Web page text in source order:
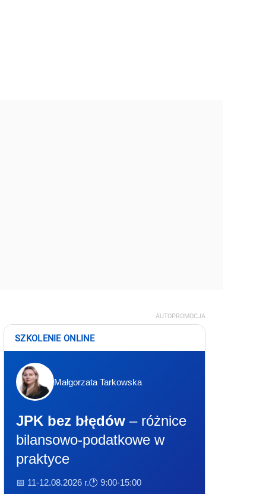
AUTOPROMOCJA
SZKOLENIE ONLINE
Małgorzata Tarkowska
JPK bez błędów – różnice
bilansowo-podatkowe w
praktyce
📅 11-12.08.2026 r.🕐 9:00-15:00